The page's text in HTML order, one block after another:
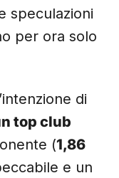
speculazioni
per ora solo
di
top club
(1,86
e un